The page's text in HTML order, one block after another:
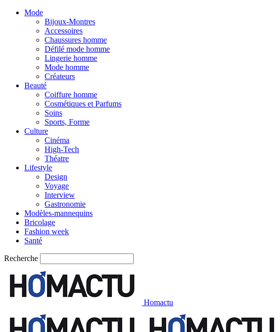
Mode
Bijoux-Montres
Accessoires
Chaussures homme
Défilé mode homme
Lingerie homme
Mode homme
Créateurs
Beauté
Coiffure homme
Cosmétiques et Parfums
Soins
Sports, Forme
Culture
Cinéma
High-Tech
Théatre
Lifestyle
Design
Voyage
Interview
Gastronomie
Modèles-mannequins
Bricolage
Fashion week
Santé
Recherche
Homactu